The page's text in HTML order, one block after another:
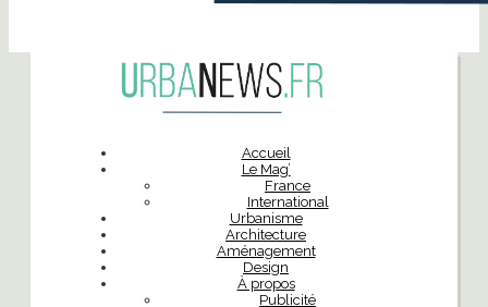
Accueil
Le Mag’
France
International
Urbanisme
Architecture
Aménagement
Design
À propos
Publicité